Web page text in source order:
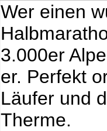
Wer einen
3.000er
er. Perfekt
Läufer und
Therme.